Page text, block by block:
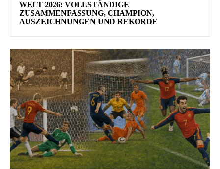
WELT 2026: VOLLSTÄNDIGE
ZUSAMMENFASSUNG, CHAMPION,
AUSZEICHNUNGEN UND REKORDE